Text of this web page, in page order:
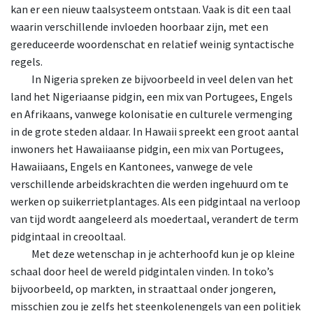
kan er een nieuw taalsysteem ontstaan. Vaak is dit een taal
waarin verschillende invloeden hoorbaar zijn, met een
gereduceerde woordenschat en relatief weinig syntactische
regels.
In Nigeria spreken ze bijvoorbeeld in veel delen van het
land het Nigeriaanse pidgin, een mix van Portugees, Engels
en Afrikaans, vanwege kolonisatie en culturele vermenging
in de grote steden aldaar. In Hawaii spreekt een groot aantal
inwoners het Hawaiiaanse pidgin, een mix van Portugees,
Hawaiiaans, Engels en Kantonees, vanwege de vele
verschillende arbeidskrachten die werden ingehuurd om te
werken op suikerrietplantages. Als een pidgintaal na verloop
van tijd wordt aangeleerd als moedertaal, verandert de term
pidgintaal in creooltaal.
Metdeze wetenschap in je achterhoofd kun je op kleine
schaal door heel de wereld pidgintalen vinden. In toko’s
bijvoorbeeld, op markten, in straattaal onder jongeren,
misschien zou je zelfs het steenkolenengels van een politiek